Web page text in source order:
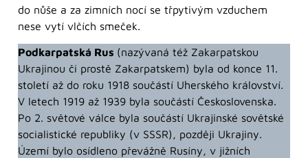
do nůše a za zimních nocí se třpytivým vzduchem
nese vytí vlčích smeček.
Podkarpatská Rus (nazývaná též Zakarpatskou
Ukrajinou či prostě Zakarpatskem) byla od konce 11.
století až do roku 1918 součástí Uherského království.
V letech 1919 až 1939 byla součástí Československa.
Po 2. světové válce byla součástí Ukrajinské sovětské
socialistické republiky (v SSSR), později Ukrajiny.
Území bylo osídleno převážně Rusíny, v jižních